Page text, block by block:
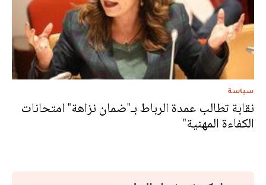
سياسة
نقابة تطالب عمدة الرباط بـ"ضمان نزاهة" امتحانات
الكفاءة المهنية"